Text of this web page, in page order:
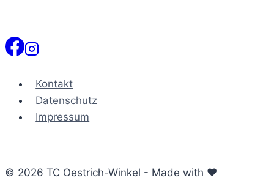
Kontakt
Datenschutz
Impressum
© 2026 TC Oestrich-Winkel - Made with ♥